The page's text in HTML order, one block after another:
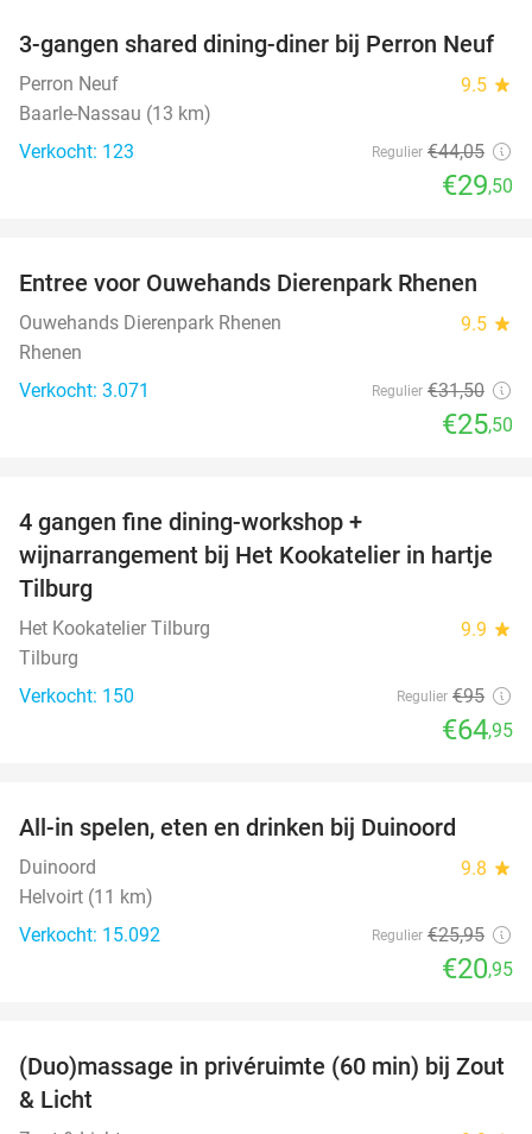
33%
3-gangen shared dining-diner bij Perron Neuf
Perron Neuf 9.5 star
Baarle-Nassau (13 km)
Verkocht: 123
Regulier €44,05
€29,50
19%
Entree voor Ouwehands Dierenpark Rhenen
Ouwehands Dierenpark Rhenen 9.5 star
Rhenen
Verkocht: 3.071
Regulier €31,50
€25,50
4 gangen fine dining-workshop +
wijnarrangement bij Het Kookatelier in hartje
Tilburg
Het Kookatelier Tilburg 9.9 star
Tilburg
Verkocht: 150
Regulier €95
€64,95
All-in spelen, eten en drinken bij Duinoord
Duinoord 9.8 star
Helvoirt (11 km)
Verkocht: 15.092
Regulier €25,95
€20,95
49%
(Duo)massage in privéruimte (60 min) bij Zout
& Licht